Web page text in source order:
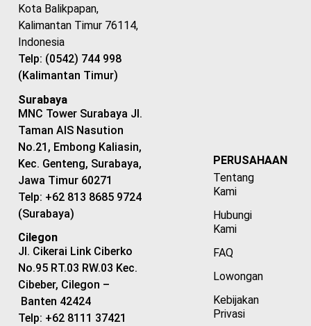
Kota Balikpapan,
Kalimantan Timur 76114,
Indonesia
Telp: (0542) 744 998
(Kalimantan Timur)
Surabaya
MNC Tower Surabaya Jl.
Taman AIS Nasution
No.21, Embong Kaliasin,
Kec. Genteng, Surabaya,
Jawa Timur 60271
Telp: +62 813 8685 9724
(Surabaya)
Cilegon
Jl. Cikerai Link Ciberko
No.95 RT.03 RW.03 Kec.
Cibeber, Cilegon –
Banten 42424
Telp: +62 8111 37421
PERUSAHAAN
Tentang
Kami
Hubungi
Kami
FAQ
Lowongan
Kebijakan
Privasi